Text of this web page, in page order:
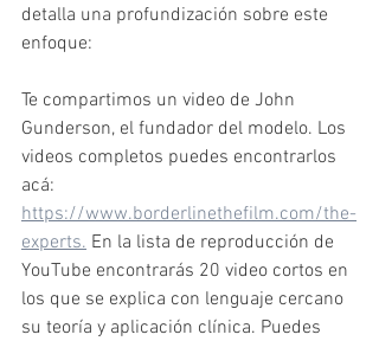
detalla una profundización sobre este
enfoque:
Te compartimos un video de John
Gunderson, el fundador del modelo. Los
videos completos puedes encontrarlos
acá:
https://www.borderlinethefilm.com/the-
experts. En la lista de reproducción de
YouTube encontrarás 20 video cortos en
los que se explica con lenguaje cercano
su teoría y aplicación clínica. Puedes